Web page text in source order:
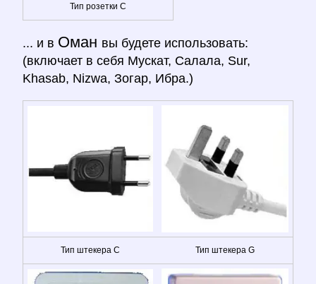
Тип розетки C
... и в Оман вы будете использовать:
(включает в себя Мускат, Салала, Sur,
Khasab, Nizwa, Зогар, Ибра.)
Тип штекера C Тип штекера G